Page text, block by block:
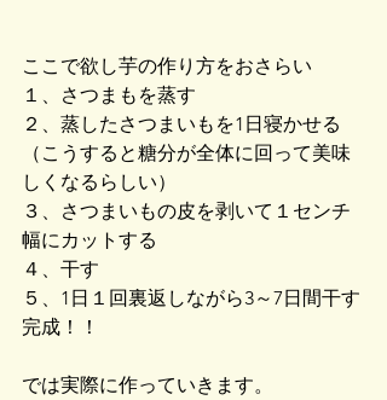
ここで欲し芋の作り方をおさらい
１、さつまもを蒸す
２、蒸したさつまいもを1日寝かせる
（こうすると糖分が全体に回って美味
しくなるらしい）
３、さつまいもの皮を剥いて１センチ
幅にカットする
４、干す
５、1日１回裏返しながら3～7日間干す
完成！！
では実際に作っていきます。